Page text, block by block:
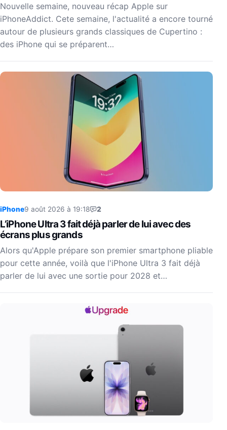
Nouvelle semaine, nouveau récap Apple sur
iPhoneAddict. Cete semaine, l'actualité a encore tourné
autour de plusieurs grands classiques de Cupertino :
des iPhone qui se préparent…
iPhone9 août 2026 à 19:18 2
L’iPhone Ultra 3 fait déjà parler de lui avec des
écrans plus grands
Alors qu'Apple prépare son premier smartphone pliable
pour cette année, voilà que l'iPhone Ultra 3 fait déjà
parler de lui avec une sortie pour 2028 et…